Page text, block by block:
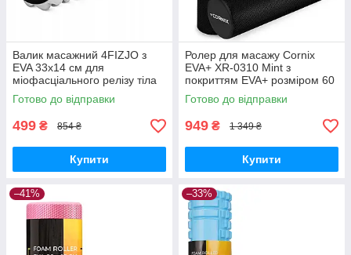
Валик масажний 4FIZJO з
EVA 33x14 см для
міофасціального релізу тіла
4FJ0362 GoodPlace -worry-
free-shopping-
Готово до відправки
499 ₴ 854 ₴
Купити
Ролер для масажу Cornix
EVA+ XR-0310 Mint з
покриттям EVA+ розміром 60
на 15 см GoodPlace -worry-
free-shopping-
Готово до відправки
949 ₴ 1 349 ₴
Купити
–41% –33%